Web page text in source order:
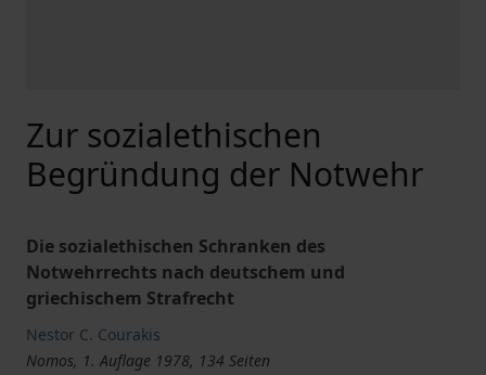
Zur sozialethischen
Begründung der Notwehr
Die sozialethischen Schranken des
Notwehrrechts nach deutschem und
griechischem Strafrecht
Nestor C. Courakis
Nomos, 1. Auflage 1978, 134 Seiten